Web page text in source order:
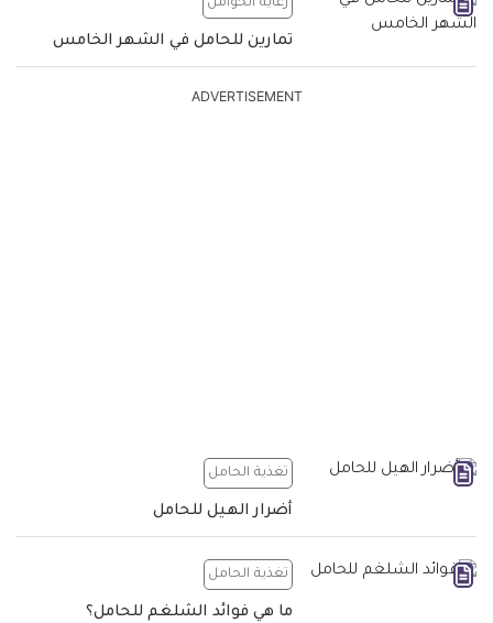
رعاية الحوامل
تمارين للحامل في الشهر الخامس
ADVERTISEMENT
تغذية الحامل
أضرار الهيل للحامل
تغذية الحامل
ما هي فوائد الشلغم للحامل؟